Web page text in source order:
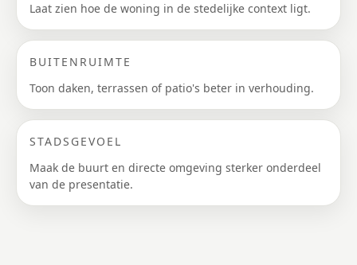
Laat zien hoe de woning in de stedelijke context ligt.
BUITENRUIMTE
Toon daken, terrassen of patio's beter in verhouding.
STADSGEVOEL
Maak de buurt en directe omgeving sterker onderdeel
van de presentatie.